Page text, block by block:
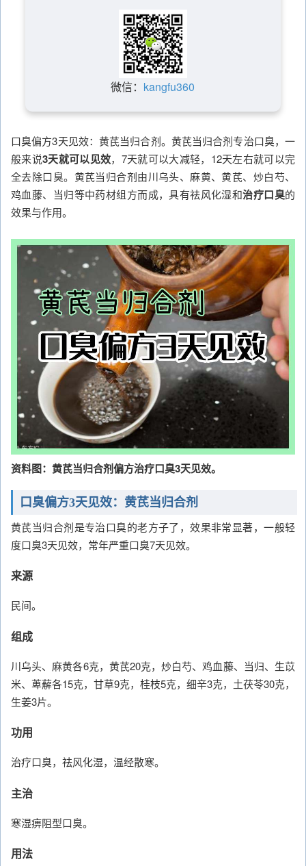
微信： kangfu360
口臭偏方3天见效：黄芪当归合剂。黄芪当归合剂专治口臭，一
般来说3天就可以见效，7天就可以大减轻，12天左右就可以完
全去除口臭。黄芪当归合剂由川乌头、麻黄、黄芪、炒白芍、
鸡血藤、当归等中药材组方而成，具有祛风化湿和治疗口臭的
效果与作用。
资料图：黄芪当归合剂偏方治疗口臭3天见效。
口臭偏方3天见效：黄芪当归合剂
黄芪当归合剂是专治口臭的老方子了，效果非常显著，一般轻
度口臭3天见效，常年严重口臭7天见效。
来源
民间。
组成
川乌头、麻黄各6克，黄芪20克，炒白芍、鸡血藤、当归、生苡
米、萆薢各15克，甘草9克，桂枝5克，细辛3克，土茯苓30克，
生姜3片。
功用
治疗口臭，祛风化湿，温经散寒。
主治
寒湿痹阻型口臭。
用法